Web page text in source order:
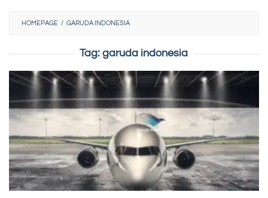
HOMEPAGE / GARUDA INDONESIA
Tag:garuda indonesia